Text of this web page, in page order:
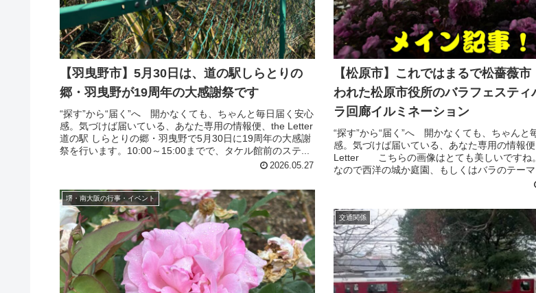
【羽曳野市】5月30日は、道の駅しらとりの
郷・羽曳野が19周年の大感謝祭です
“探す”から“届く”へ 開かなくても、ちゃんと毎日届く安心
感。気づけば届いている、あなた専用の情報便、the Letter
道の駅 しらとりの郷・羽曳野で5月30日に19周年の大感謝
祭を行います。10:00～15:00までで、タケル館前のステ...
2026.05.27
【松原市】これではまるで松薔薇市
われた松原市役所のバラフェスティ
ラ回廊イルミネーション
“探す”から“届く”へ 開かなくても、ちゃんと
感。気づけば届いている、あなた専用の情報
Letter こちらの画像はとても美しいですね
なので西洋の城か庭園、もしくはバラのテーマ
堺・南大阪の行事・イベント
交通関係